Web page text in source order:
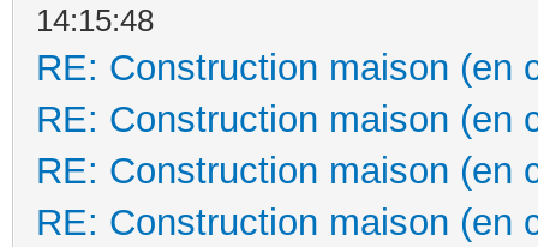
14:15:48
RE: Construction maison (en
RE: Construction maison (en
RE: Construction maison (en
RE: Construction maison (en